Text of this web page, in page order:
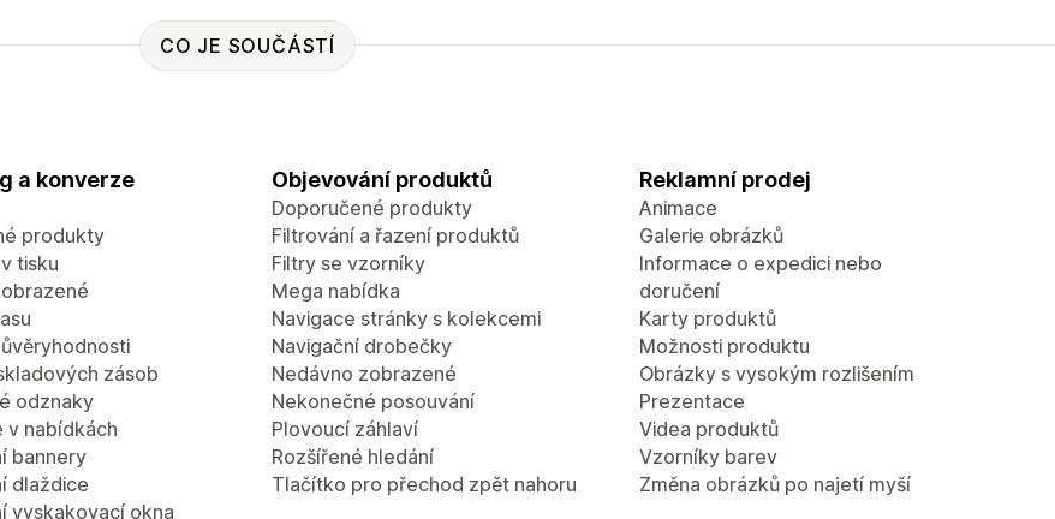
CO JE SOUČÁSTÍ
a konverze
produkty
tisku
zásob
odznaky
v nabídkách
bannery
dlaždice
vyskakovací okna
Objevování produktů
Doporučené produkty
Filtrování a řazení produktů
Filtry se vzorníky
Mega nabídka
Navigace stránky s kolekcemi
Navigační drobečky
Nedávno zobrazené
Nekonečné posouvání
Plovoucí záhlaví
Rozšířené hledání
Tlačítko pro přechod zpět nahoru
Reklamní prodej
Animace
Galerie obrázků
Informace o expedici nebo
doručení
Karty produktů
Možnosti produktu
Obrázky s vysokým rozlišením
Prezentace
Videa produktů
Vzorníky barev
Změna obrázků po najetí myší